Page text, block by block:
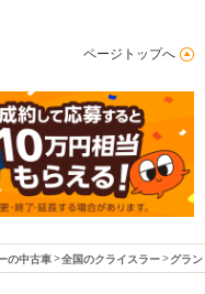
ページトップへ
の中古車 全国のクライスラー グラ